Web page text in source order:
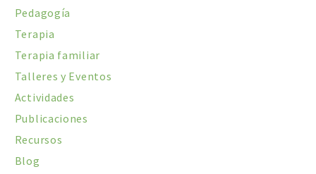
Pedagogía
Terapia
Terapia familiar
Talleres y Eventos
Actividades
Publicaciones
Recursos
Blog